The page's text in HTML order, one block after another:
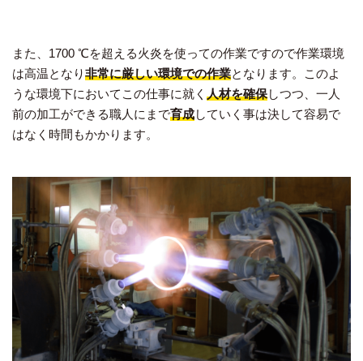
また、1700 ℃を超える火炎を使っての作業ですので作業環境
は高温となり非常に厳しい環境での作業となります。このよ
うな環境下においてこの仕事に就く 人材を確保しつつ、一人
前の加工ができる職人にまで育成していく事は決して容易で
はなく時間もかかります。